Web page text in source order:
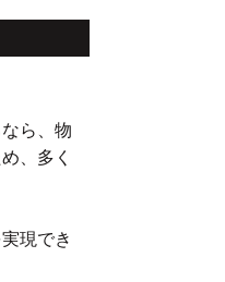
ら、物
、多く
現でき